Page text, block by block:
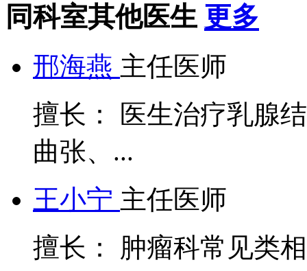
同科室其他医生 更多
邢海燕 主任医师
擅长： 医生治疗乳腺
曲张、...
王小宁 主任医师
擅长： 肿瘤科常见类